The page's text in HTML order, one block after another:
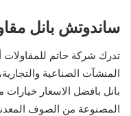
ساندوتش بانل
تدرك شركة حاتم للمقاولات
المنشآت الصناعية
بانل بافضل الاسعار